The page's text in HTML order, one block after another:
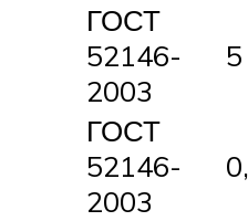
ГОСТ
52146-
2003
5
ГОСТ
52146-
2003